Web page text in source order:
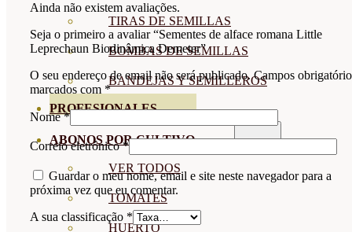
TIRAS DE SEMILLAS
BOMBAS DE SEMILLAS
BANDEJAS Y SEMILLEROS
PROFESIONALES
ABONOS POR CULTIVO
VER TODOS
TOMATES
HUERTO
Ainda não existem avaliações.
Seja o primeiro a avaliar “Sementes de alface romana Little
Leprechaun Biodinâmica Demeter”
O seu endereço de email não será publicado. Campos
marcados com *
Nome*
Correio eletrónico*
Guardar o meu nome, email e site neste navegador para a
próxima vez que eu comentar.
A sua classificação *